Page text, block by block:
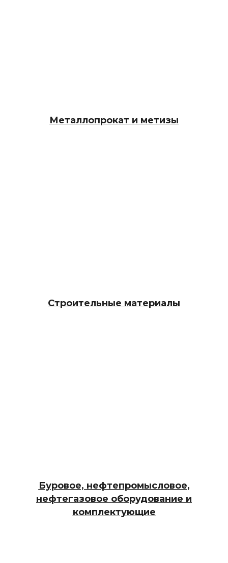
Металлопрокат и метизы
Строительные материалы
Буровое, нефтепромысловое,
нефтегазовое оборудование и
комплектующие